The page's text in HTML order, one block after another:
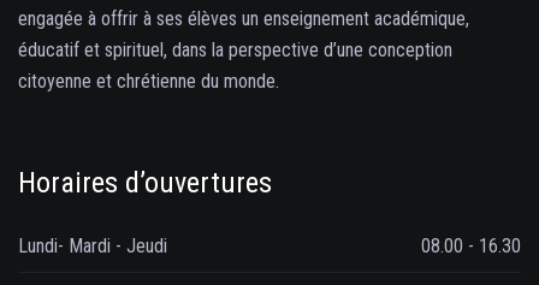
engagée à offrir à ses élèves un enseignement académique,
éducatif et spirituel, dans la perspective d’une conception
citoyenne et chrétienne du monde.
Horaires d’ouvertures
Lundi- Mardi - Jeudi 08.00 - 16.30